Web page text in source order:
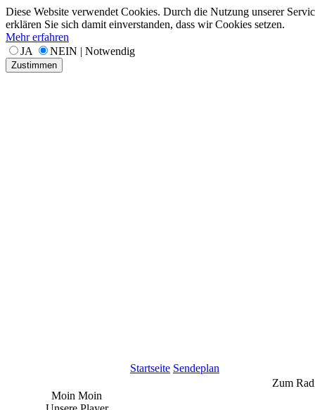
Diese Website verwendet Cookies. Durch die Nutzung unserer
erklären Sie sich damit einverstanden, dass wir Cookies setzen.
Mehr erfahren
JA
NEIN | Notwendig
Zustimmen
Startseite Sendeplan
Moin Moin
Zum